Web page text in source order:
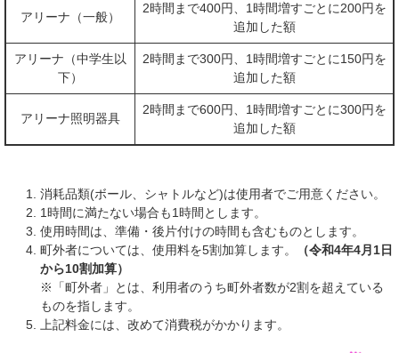
アリーナ（一般）
2時間まで400円、1時間増すごとに200円を
追加した額
アリーナ（中学生以
下）
2時間まで300円、1時間増すごとに150円を
追加した額
アリーナ照明器具
2時間まで600円、1時間増すごとに300円を
追加した額
消耗品類(ボール、シャトルなど)は使用者でご用意ください。
1時間に満たない場合も1時間とします。
使用時間は、準備・後片付けの時間も含むものとします。
町外者については、使用料を5割加算します。
（令和4年4月1日
から10割加算）
※「町外者」とは、利用者のうち町外者数が2割を超えている
ものを指します。
上記料金には、改めて消費税がかかります。